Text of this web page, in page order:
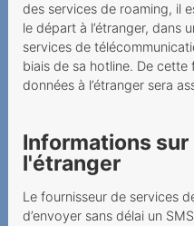
des services de roaming, il
le départ à l’étranger, dans
services de
biais de sa hotline. De
données à l’étranger sera
Informations sur
l'étranger
Le fournisseur de services
d’envoyer sans délai un